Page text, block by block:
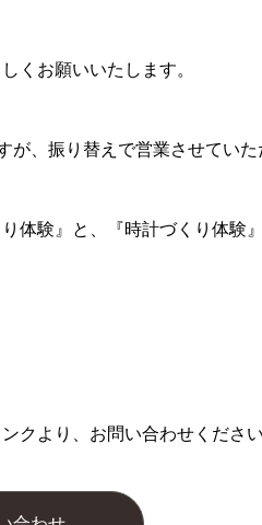
くお願いいたします。
、振り替えで営業させていた
体験』と、『時計づくり体験
クより、お問い合わせください